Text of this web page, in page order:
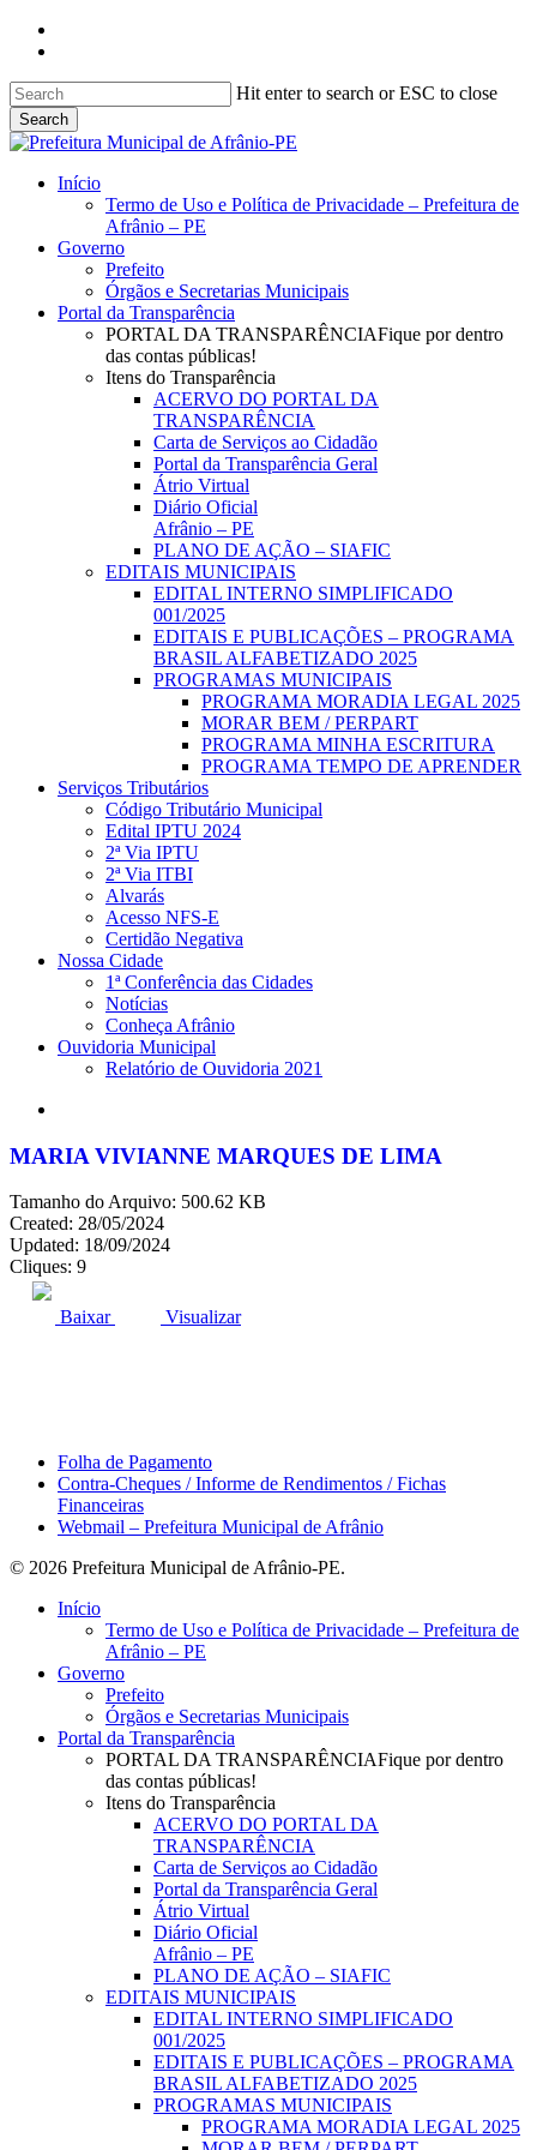
Skip
content
Hit enter to search or ESC to close
Search
Close
search
Menu
Início
Termo de Uso e Política de Privacidade – Prefeitura de
Afrânio – PE
Governo
Prefeito
Órgãos e Secretarias Municipais
Portal da Transparência
PORTAL DA TRANSPARÊNCIAFique por dentro
das contas públicas!
Itens do Transparência
ACERVO DO PORTAL DA
TRANSPARÊNCIA
Carta de Serviços ao Cidadão
Portal da Transparência Geral
Átrio Virtual
Diário Oficial
Afrânio – PE
PLANO DE AÇÃO – SIAFIC
EDITAIS MUNICIPAIS
EDITAL INTERNO SIMPLIFICADO
001/2025
EDITAIS E PUBLICAÇÕES – PROGRAMA
BRASIL ALFABETIZADO 2025
PROGRAMAS MUNICIPAIS
PROGRAMA MORADIA LEGAL 2025
MORAR BEM / PERPART
PROGRAMA MINHA ESCRITURA
PROGRAMA TEMPO DE APRENDER
Serviços Tributários
Código Tributário Municipal
Edital IPTU 2024
2ª Via IPTU
2ª Via ITBI
Alvarás
Acesso NFS-E
Certidão Negativa
Nossa Cidade
1ª Conferência das Cidades
Notícias
Conheça Afrânio
Ouvidoria Municipal
Relatório de Ouvidoria 2021
MARIA VIVIANNE MARQUES DE LIMA
Tamanho do Arquivo: 500.62 KB
Created: 28/05/2024
Updated: 18/09/2024
Cliques: 9
Baixar Visualizar
Folha de Pagamento
Contra-Cheques / Informe de Rendimentos / Fichas
Financeiras
Webmail – Prefeitura Municipal de Afrânio
© 2026 Prefeitura Municipal de Afrânio-PE.
Close
Início
Termo de Uso e Política de Privacidade – Prefeitura de
Afrânio – PE
Governo
Prefeito
Órgãos e Secretarias Municipais
Portal da Transparência
PORTAL DA TRANSPARÊNCIAFique por dentro
das contas públicas!
Itens do Transparência
ACERVO DO PORTAL DA
TRANSPARÊNCIA
Carta de Serviços ao Cidadão
Portal da Transparência Geral
Átrio Virtual
Diário Oficial
Afrânio – PE
PLANO DE AÇÃO – SIAFIC
EDITAIS MUNICIPAIS
EDITAL INTERNO SIMPLIFICADO
001/2025
EDITAIS E PUBLICAÇÕES – PROGRAMA
BRASIL ALFABETIZADO 2025
PROGRAMAS MUNICIPAIS
PROGRAMA MORADIA LEGAL 2025